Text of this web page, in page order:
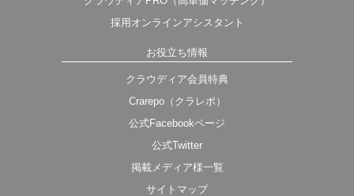
採用オンラインアシスタント
お役立ち情報
クラウディア会員特典
Crarepo（クラレポ）
公式Facebookページ
公式Twitter
掲載メディア様一覧
サイトマップ